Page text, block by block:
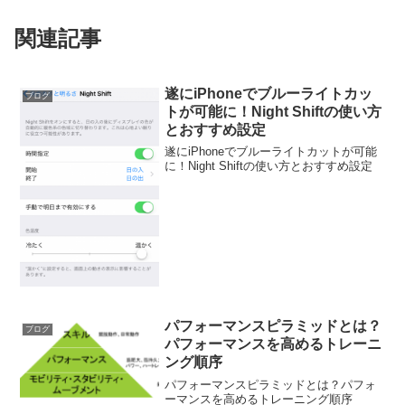
関連記事
ブログ
遂にiPhoneでブルーライトカッ
トが可能に！Night Shiftの使い方
とおすすめ設定
遂にiPhoneでブルーライトカットが可能
に！Night Shiftの使い方とおすすめ設定
ブログ
パフォーマンスピラミッドとは？
パフォーマンスを高めるトレーニ
ング順序
パフォーマンスピラミッドとは？パフォ
ーマンスを高めるトレーニング順序